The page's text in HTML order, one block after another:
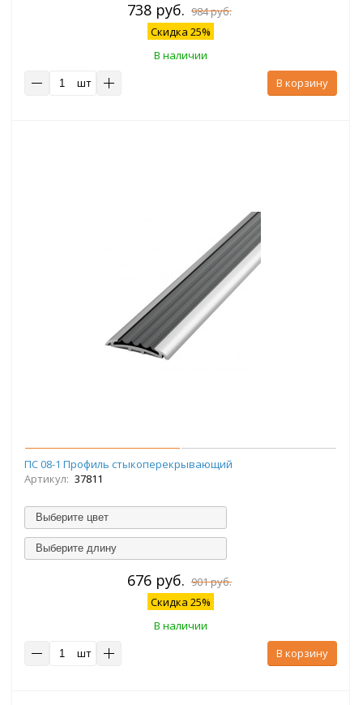
738 руб. 984 руб.
Скидка 25%
В наличии
шт
В корзину
ПС 08-1 Профиль стыкоперекрывающий
Артикул: 37811
Выберите цвет
Выберите длину
676 руб. 901 руб.
Скидка 25%
В наличии
шт
В корзину